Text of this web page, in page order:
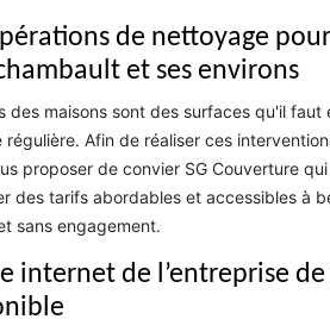
de nettoyage
et ses environs
des maisons sont des surfaces qu'il
régulière. Afin de réaliser ces
proposer de convier SG Couverture
des tarifs abordables et accessibles à
sans engagement.
internet de l’entreprise